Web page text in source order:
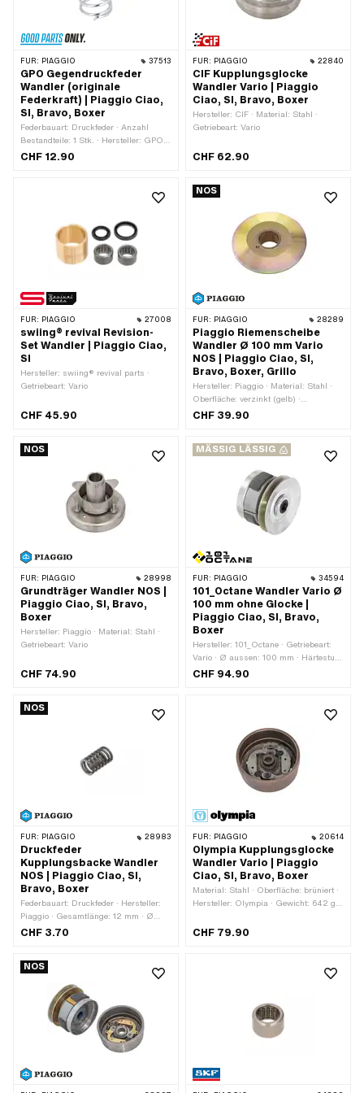
FÜR: PIAGGIO 37513
GPO Gegendruckfeder
Wandler (originale
Federkraft) | Piaggio Ciao,
SI, Bravo, Boxer
Federbauart: Druckfeder · Anzahl
Bestandteile: 1 Stk. · Hersteller: GPO ·
Material: Federstahl · Oberfläche:
mm · Ø aussen: 43.5 mm · Piaggio
OEM-Nr.: 104662 · Piaggio OEM-Nr.:
CHF 12.90
FÜR: PIAGGIO 22840
CIF Kupplungsglocke
Wandler Vario | Piaggio
Ciao, SI, Bravo, Boxer
Hersteller: CIF · Material: Stahl ·
Getriebeart: Vario
CHF 62.90
FÜR: PIAGGIO 27008
swiing® revival Revision-
Set Wandler | Piaggio Ciao,
SI
Hersteller: swiing® revival parts ·
Getriebeart: Vario
CHF 45.90
NOS
FÜR: PIAGGIO 28289
Piaggio Riemenscheibe
Wandler Ø 100 mm Vario
NOS | Piaggio Ciao, SI,
Bravo, Boxer, Grillo
Hersteller: Piaggio · Material: Stahl ·
Oberfläche: verzinkt (gelb) ·
Getriebeart: Vario · Ø Riemenscheibe
CHF 39.90
NOS
FÜR: PIAGGIO 28998
Grundträger Wandler NOS |
Piaggio Ciao, SI, Bravo,
Boxer
Hersteller: Piaggio · Material: Stahl ·
Getriebeart: Vario
CHF 74.90
MÄSSIG LÄSSIG
FÜR: PIAGGIO 34594
101_Octane Wandler Vario Ø
100 mm ohne Glocke |
Piaggio Ciao, SI, Bravo,
Boxer
Hersteller: 101_Octane · Getriebeart:
Vario · Ø aussen: 100 mm · Härtestufe
Gegendruckfeder: Standard (30 kg -
CHF 94.90
NOS
FÜR: PIAGGIO 28983
Druckfeder
Kupplungsbacke Wandler
NOS | Piaggio Ciao, SI,
Bravo, Boxer
Federbauart: Druckfeder · Hersteller:
Piaggio · Gesamtlänge: 12 mm · Ø
aussen: 7.5 mm
CHF 3.70
FÜR: PIAGGIO 20614
Olympia Kupplungsglocke
Wandler Vario | Piaggio
Ciao, SI, Bravo, Boxer
Material: Stahl · Oberfläche: brüniert ·
Hersteller: Olympia · Gewicht: 642 g ·
Ø aussen: 103 mm · Dicke: 42 mm ·
CHF 79.90
NOS